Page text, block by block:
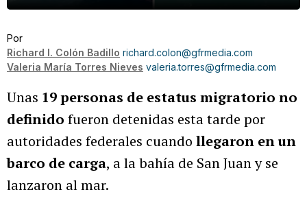
Por
Richard I. Colón Badillo richard.colon@gfrmedia.com
Valeria María Torres Nieves valeria.torres@gfrmedia.com
Unas 19 personas de estatus migratorio no
definido fueron detenidas esta tarde por
autoridades federales cuando llegaron en un
barco de carga, a la bahía de San Juan y se
lanzaron al mar.